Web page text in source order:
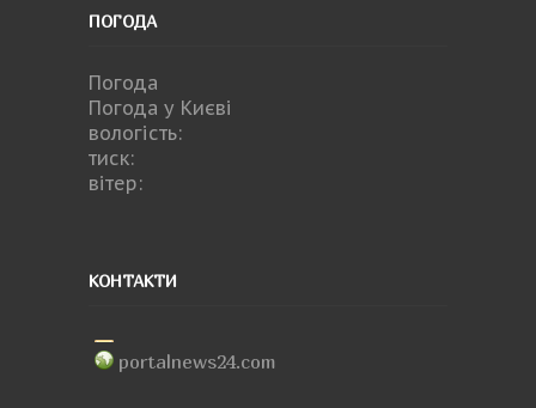
ПОГОДА
Погода
Погода у Києві
вологість:
тиск:
вітер:
КОНТАКТИ
portalnews24.com